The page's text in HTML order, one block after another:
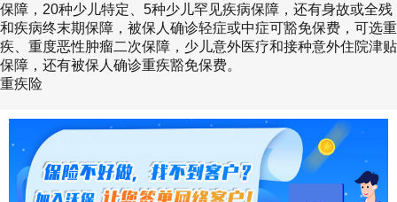
保障，20种少儿特定、5种少儿罕见疾病保障，还有身故或全残
和疾病终末期保障，被保人确诊轻症或中症可豁免保费，可选重
疾、重度恶性肿瘤二次保障，少儿意外医疗和接种意外住院津贴
保障，还有被保人确诊重疾豁免保费。
重疾险